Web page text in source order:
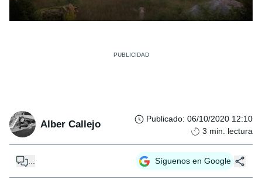
Alber Callejo Publicado: 06/10/2020 12:10
3 min. lectura
... Síguenos en Google